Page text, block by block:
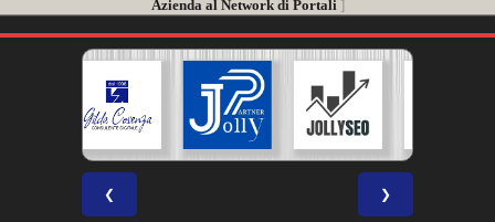
il Sito Webwww.italy.vicenza.itè membro di NetworkPortali.it | [Aggiungi la tua
Azienda al Network di Portali]